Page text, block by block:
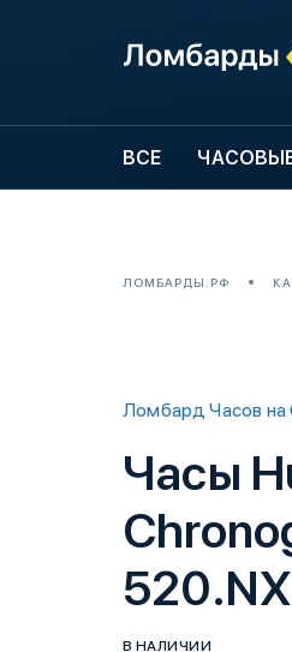
ВСЕ
ЛОМБАРДЫ.РФ
Ломбард Часов на
Часы
В НАЛИЧИИ